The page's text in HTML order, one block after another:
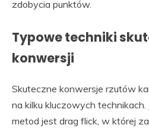
zdobycia punktów.
Typowe techniki
konwersji
Skuteczne konwersje rzutów
na kilku kluczowych technikach.
metod jest drag flick, w której